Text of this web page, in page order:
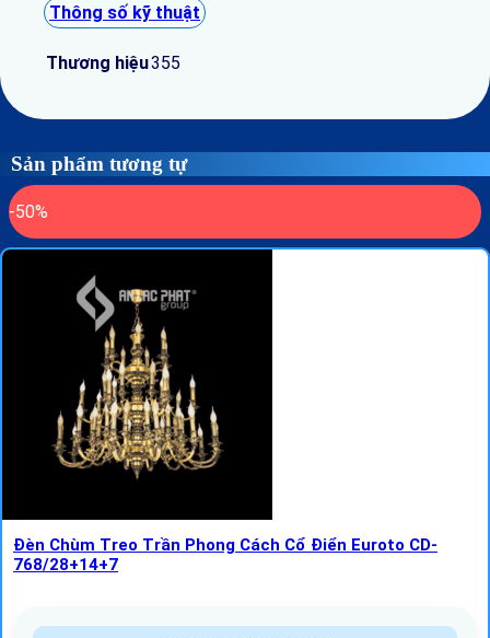
Thông số kỹ thuật
Thương hiệu355
Sản phẩm tương tự
-50%
Đèn Chùm Treo Trần Phong Cách Cổ Điển Euroto CD-
768/28+14+7